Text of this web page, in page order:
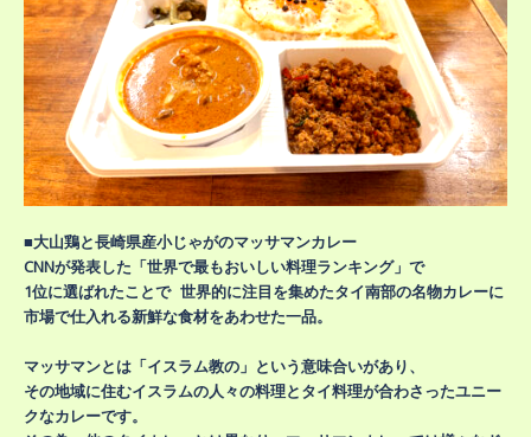
■大山鶏と長崎県産小じゃがのマッサマンカレー
CNNが発表した「世界で最もおいしい料理ランキング」で
1位に選ばれたことで 世界的に注目を集めたタイ南部の名物カレーに
市場で仕入れる新鮮な食材をあわせた一品。
マッサマンとは「イスラム教の」という意味合いがあり、
その地域に住むイスラムの人々の料理とタイ料理が合わさったユニー
クなカレーです。